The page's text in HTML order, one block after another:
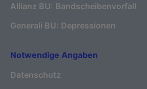
Allianz BU: Bandscheibenvorfall
Generali BU: Depressionen
Notwendige Angaben
Datenschutz